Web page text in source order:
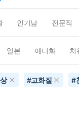
인기남 전문직
일본 애니화 치
#고화질 #